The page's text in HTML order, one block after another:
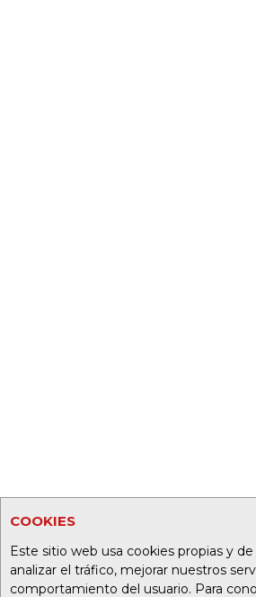
COOKIES
Este sitio web usa cookies propias y
analizar el tráfico, mejorar nuestros
comportamiento del usuario. Para